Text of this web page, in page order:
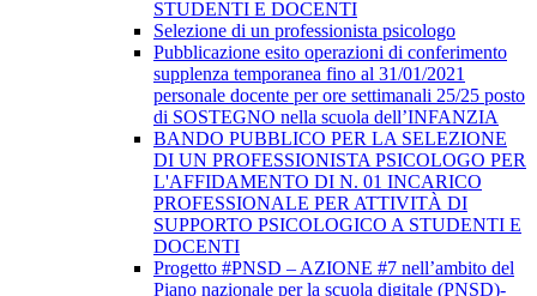
STUDENTI E DOCENTI
Selezione di un professionista psicologo
Pubblicazione esito operazioni di conferimento
supplenza temporanea fino al 31/01/2021
personale docente per ore settimanali 25/25 posto
di SOSTEGNO nella scuola dell’INFANZIA
BANDO PUBBLICO PER LA SELEZIONE
DI UN PROFESSIONISTA PSICOLOGO PER
L'AFFIDAMENTO DI N. 01 INCARICO
PROFESSIONALE PER ATTIVITÀ DI
SUPPORTO PSICOLOGICO A STUDENTI E
DOCENTI
Progetto #PNSD – AZIONE #7 nell’ambito del
Piano nazionale per la scuola digitale (PNSD)-